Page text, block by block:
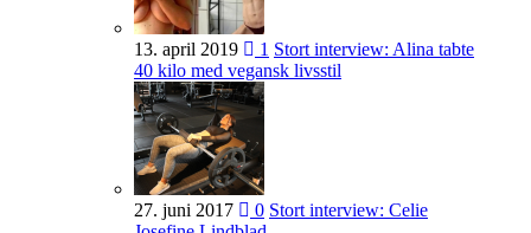
13. april 2019 1 Stort interview: Alina tabte
40 kilo med vegansk livsstil
27. juni 2017 0 Stort interview: Celie